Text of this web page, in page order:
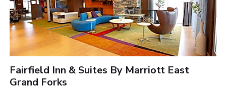
Fairfield Inn & Suites By Marriott East
Grand Forks